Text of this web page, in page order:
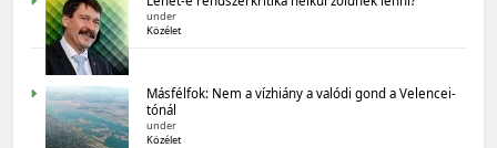
Magyarország számokban: Államadósság
under
Közélet
Másfélfok: Nem a vízhiány a valódi gond a Velencei-
tónál
under
Közélet